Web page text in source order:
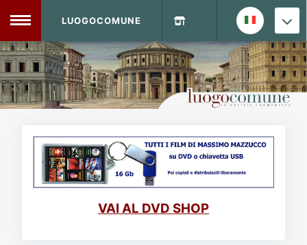
MENU
Home
DVD Shop
Sito
LUOGOCOMUNE
VAI AL DVD SHOP